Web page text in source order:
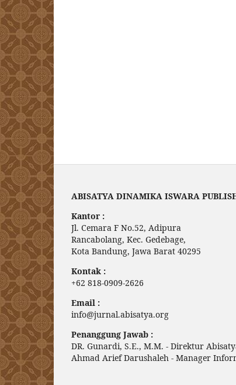
ABISATYA DINAMIKA ISWARA
Kantor :
Jl. Cemara F No.52, Adipura
Rancabolang, Kec. Gedebage,
Kota Bandung, Jawa Barat 40295
Kontak :
+62 818-0909-2626
Email :
info@jurnal.abisatya.org
Penanggung Jawab :
DR. Gunardi, S.E., M.M. - Direktur
Ahmad Arief Darushaleh - Manager